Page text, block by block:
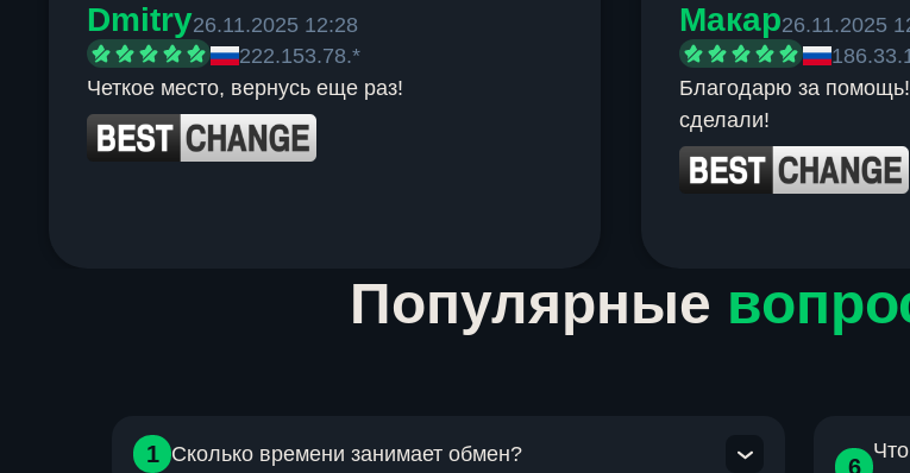
Dmitry26.11.2025 12:28
222.153.78.*
Четкое место, вернусь еще раз!
Макар26.11.2025
Благодарю за
сделали!
Популярные
1 Сколько времени занимает обмен?
6